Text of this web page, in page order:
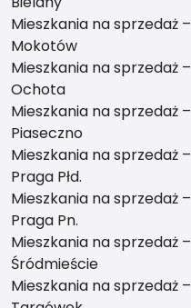
Mieszkania na sprzedaż –
Mokotów
Mieszkania na sprzedaż –
Ochota
Mieszkania na sprzedaż –
Piaseczno
Mieszkania na sprzedaż –
Praga Płd.
Mieszkania na sprzedaż –
Praga Pn.
Mieszkania na sprzedaż –
Śródmieście
Mieszkania na sprzedaż –